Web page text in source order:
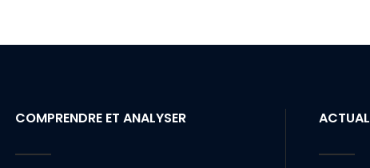
COMPRENDRE ET ANALYSER